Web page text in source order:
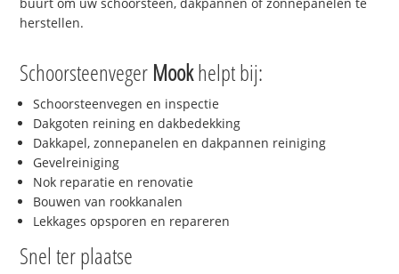
herstellen.
Schoorsteenveger Mookhelpt bij:
Schoorsteenvegen en inspectie
Dakgoten reining en dakbedekking
Dakkapel, zonnepanelen en dakpannen reiniging
Gevelreiniging
Nok reparatie en renovatie
Bouwen van rookkanalen
Lekkages opsporen en repareren
Snel ter plaatse